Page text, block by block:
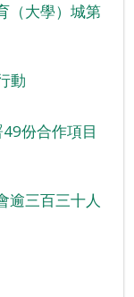
（大學）城第
動
份合作項目
逾三百三十人